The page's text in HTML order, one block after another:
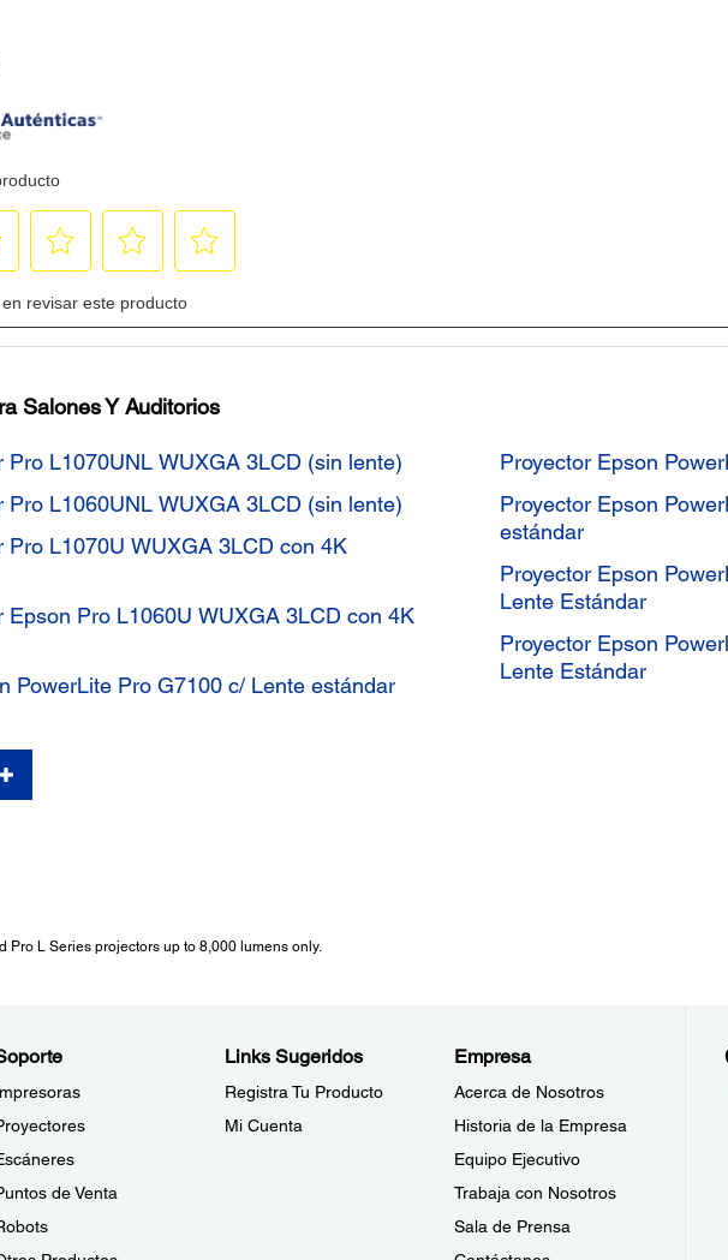
Salones Y Auditorios
Pro L1070UNL WUXGA 3LCD (sin lente)
Pro L1060UNL WUXGA 3LCD (sin lente)
Pro L1070U WUXGA 3LCD con 4K
Epson Pro L1060U WUXGA 3LCD con 4K
PowerLite Pro G7100 c/ Lente estándar
Proyector Epson
Proyector Epson
estándar
Proyector Epson
Lente Estándar
Proyector Epson
Lente Estándar
Pro L Series projectors up to 8,000 lumens only.
de Venta
Links Sugeridos
Registra Tu Producto
Mi Cuenta
Empresa
Acerca de Nosotros
Historia de la Empresa
Equipo Ejecutivo
Trabaja con Nosotros
Sala de Prensa